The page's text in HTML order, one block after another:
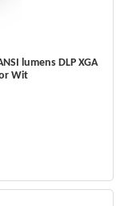
lumens DLP XGA
Wit